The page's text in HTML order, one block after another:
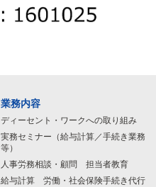
業務内容
ディーセント・ワークへの取り組み
実務セミナー（給与計算／手続き業務
等）
人事労務相談・顧問 担当者教育
給与計算 労働・社会保険手続き代行